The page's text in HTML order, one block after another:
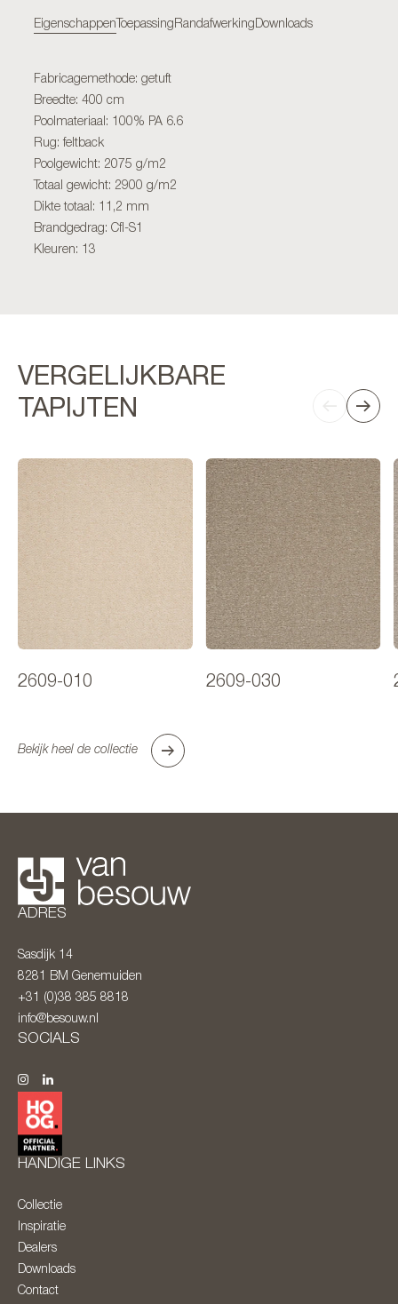
Eigenschappen Toepassing Randafwerking Downloads
Fabricagemethode: getuft
Breedte: 400 cm
Poolmateriaal: 100% PA 6.6
Rug: feltback
Poolgewicht: 2075 g/m2
Totaal gewicht: 2900 g/m2
Dikte totaal: 11,2 mm
Brandgedrag: Cfl-S1
Kleuren: 13
VERGELIJKBARE
TAPIJTEN
2609-010 2609-030
Bekijk heel de collectie
ADRES
Sasdijk 14
8281 BM Genemuiden
+31 (0)38 385 8818
info@besouw.nl
SOCIALS
HANDIGE LINKS
Collectie
Inspiratie
Dealers
Downloads
Contact